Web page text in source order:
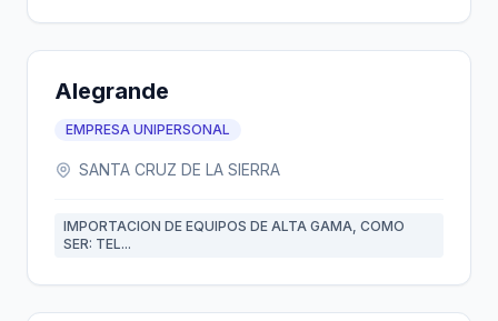
Alegrande
EMPRESA UNIPERSONAL
SANTA CRUZ DE LA SIERRA
IMPORTACION DE EQUIPOS DE ALTA GAMA, COMO
SER: TEL...